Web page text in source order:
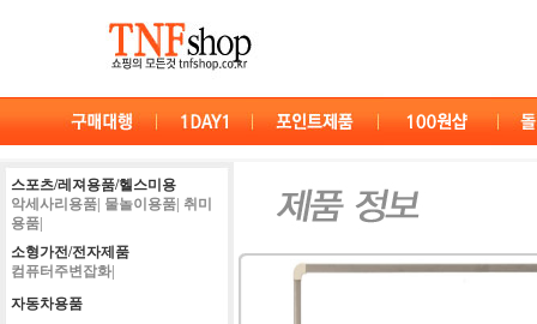
스포츠/레져용품/헬스미용
악세사리용품| 물놀이용품| 취미
용품|
소형가전/전자제품
컴퓨터주변잡화|
자동차용품